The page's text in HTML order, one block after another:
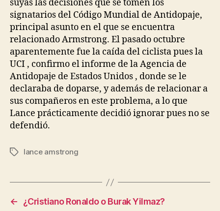
suyas las decisiones que se tomen los
signatarios del Código Mundial de Antidopaje,
principal asunto en el que se encuentra
relacionado Armstrong. El pasado octubre
aparentemente fue la caída del ciclista pues la
UCI , confirmo el informe de la Agencia de
Antidopaje de Estados Unidos , donde se le
declaraba de doparse, y además de relacionar a
sus compañeros en este problema, a lo que
Lance prácticamente decidió ignorar pues no se
defendió.
Etiquetas
lance amstrong
←
¿Cristiano Ronaldo o Burak Yilmaz?